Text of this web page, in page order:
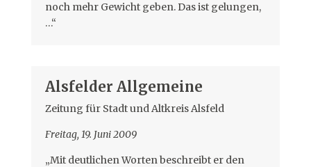
noch mehr Gewicht geben. Das ist gelungen,
…“
Alsfelder Allgemeine
Zeitung für Stadt und Altkreis Alsfeld
Freitag, 19. Juni 2009
„Mit deutlichen Worten beschreibt er den